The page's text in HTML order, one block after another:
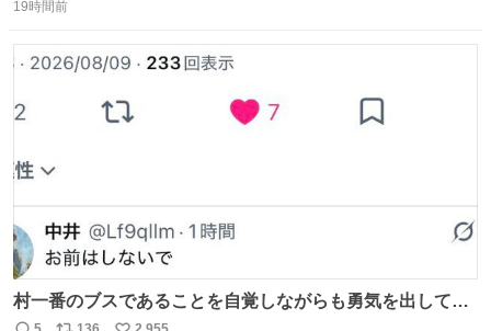
信
ポ
ト
数
19時間前
村一番のブスであることを自覚しながらも勇気を出して村
長の息子に恋文を書いたら翌日村の共用井戸に捨てられて